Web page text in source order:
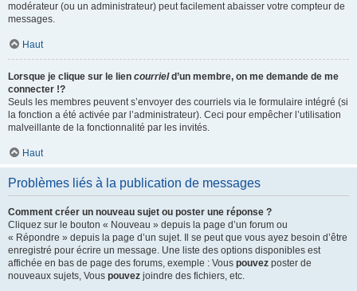
modérateur (ou un administrateur) peut facilement abaisser votre compteur de
messages.
Haut
Lorsque je clique sur le lien courrield’un membre, on me demande de me
connecter !?
Seuls les membres peuvent s’envoyer des courriels via le formulaire intégré (si
la fonction a été activée par l’administrateur). Ceci pour empêcher l’utilisation
malveillante de la fonctionnalité par les invités.
Haut
Problèmes liés à la publication de messages
Comment créer un nouveau sujet ou poster une réponse ?
Cliquez sur le bouton « Nouveau » depuis la page d’un forum ou
« Répondre » depuis la page d’un sujet. Il se peut que vous ayez besoin d’être
enregistré pour écrire un message. Une liste des options disponibles est
affichée en bas de page des forums, exemple : Vous pouvez poster de
nouveaux sujets, Vous pouvez joindre des fichiers, etc.